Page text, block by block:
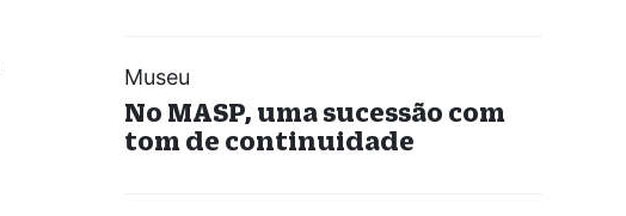
Museu
No MASP, uma sucessão com
tom de continuidade